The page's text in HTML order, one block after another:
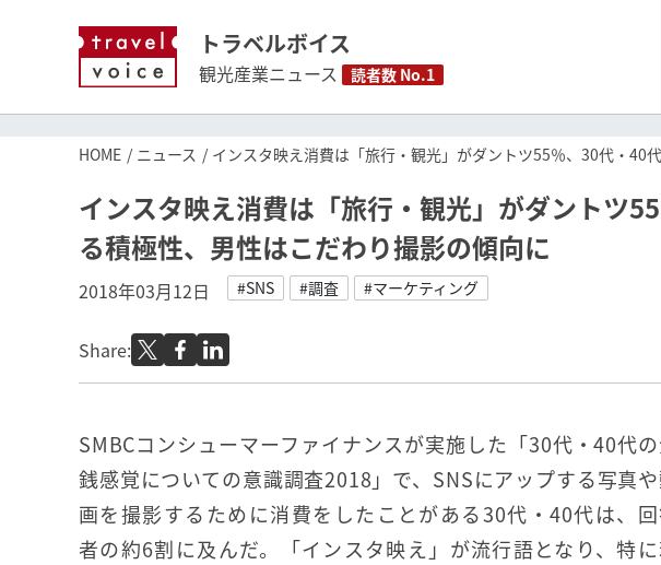
トラベルボイス
観光産業ニュース 読者数 No.1
HOME ニュース インスタ映え消費は「旅行・観光」がダントツ55％、30代・40
インスタ映え消費は「旅行・観光」がダントツ
る積極性、男性はこだわり撮影の傾向に
2018年03月12日 #SNS #調査 #マーケティング
Share:
SMBCコンシューマーファイナンスが実施した「30代・40代
銭感覚についての意識調査2018」で、SNSにアップする写真
画を撮影するために消費をしたことがある30代・40代は、
者の約6割に及んだ。「インスタ映え」が流行語となり、特